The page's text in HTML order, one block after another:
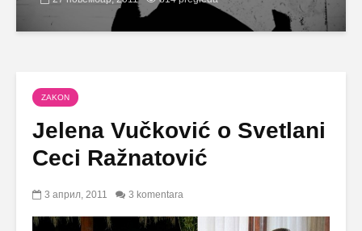
ZAKON
Jelena Vučković o Svetlani
Ceci Ražnatović
3 април, 2011 3 komentara